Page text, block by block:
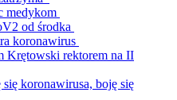
medykom
od środka
koronawirus
Krętowski rektorem na II
koronawirusa, boję się